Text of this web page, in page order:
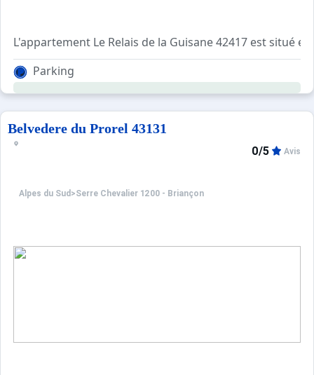
L'appartement Le Relais de la Guisane 42417 est situé
Cet agréable appartement avec balcon offre une belle
Parking
Belvedere du Prorel 43131
Alpes du Sud >Serre Chevalier 1200 - Briançon
0/5 Avis